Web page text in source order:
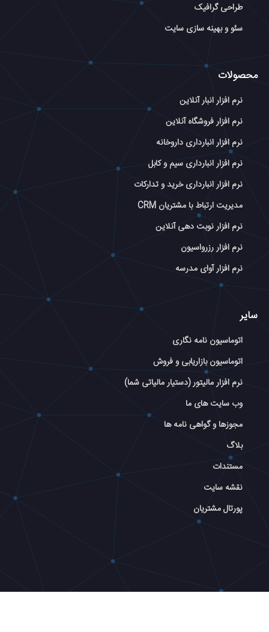
طراحی گرافیک
سئو و بهینه سازی سایت
محصولات
نرم افزار انبار آنلاین
نرم افزار فروشگاه آنلاین
نرم افزار انبارداری داروخانه
نرم افزار انبارداری سیم و کابل
نرم افزار انبارداری خرید و تدارکات
مدیریت ارتباط با مشتریان CRM
نرم افزار نوبت دهی آنلاین
نرم افزار رزرواسیون
نرم افزار آوای مدرسه
سایر
اتوماسیون نامه نگاری
اتوماسیون بازاریابی و فروش
نرم افزار مالیتور (دستیار مالیاتی شما)
وب سایت های ما
مجوزها و گواهی نامه ها
بلاگ
مستندات
نقشه سایت
پورتال مشتریان